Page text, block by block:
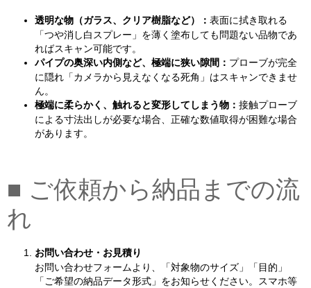
透明な物（ガラス、クリア樹脂など）： 表面に拭き取れる
「つや消し白スプレー」を薄く塗布しても問題ない品物であ
ればスキャン可能です。
パイプの奥深い内側など、極端に狭い隙間： プローブが完全
に隠れ「カメラから見えなくなる死角」はスキャンできませ
ん。
極端に柔らかく、触れると変形してしまう物： 接触プローブ
による寸法出しが必要な場合、正確な数値取得が困難な場合
があります。
■ ご依頼から納品までの流
れ
お問い合わせ・お見積り
お問い合わせフォームより、「対象物のサイズ」「目的」
「ご希望の納品データ形式」をお知らせください。スマホ等